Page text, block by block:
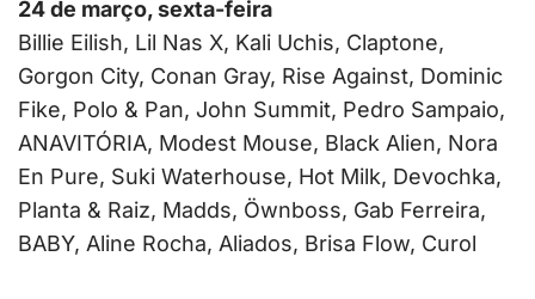
24 de março, sexta-feira
Billie Eilish, Lil Nas X, Kali Uchis, Claptone,
Gorgon City, Conan Gray, Rise Against, Dominic
Fike, Polo & Pan, John Summit, Pedro Sampaio,
ANAVITÓRIA, Modest Mouse, Black Alien, Nora
En Pure, Suki Waterhouse, Hot Milk, Devochka,
Planta & Raiz, Madds, Öwnboss, Gab Ferreira,
BABY, Aline Rocha, Aliados, Brisa Flow, Curol